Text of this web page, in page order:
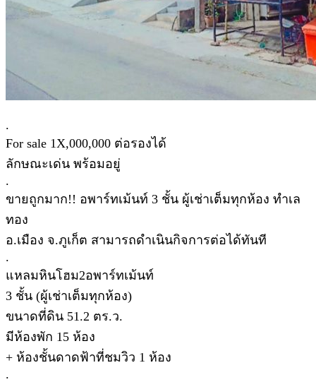
.
For sale 1X,000,000 ต่อรองได้
ลักษณะเด่น พร้อมอยู่
.
ขายถูกมาก!! อพาร์ทเม้นท์ 3 ชั้น ผู้เช่าเต็มทุกห้อง ทำเล
ทอง
อ.เมือง จ.ภูเก็ต สามารถดำเนินกิจการต่อได้ทันที
.
แหลมหินโฮม2อพาร์ทเม้นท์
3 ชั้น (ผู้เช่าเต็มทุกห้อง)
ขนาดที่ดิน 51.2 ตร.ว.
มีห้องพัก 15 ห้อง
+ ห้องชั้นดาดฟ้าที่ชมวิว 1 ห้อง
.